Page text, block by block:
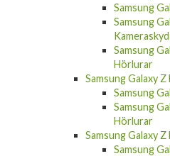
Samsung
Samsung
Hörlurar
Samsung Galaxy Z
Samsung
Samsung
Hörlurar
Samsung Galaxy Z
Samsung
Samsung